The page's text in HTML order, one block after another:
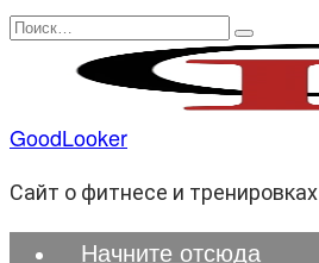
Перейти
содержанию
Search
GoodLooker
Сайт о фитнесе и тренировках
Начните отсюда